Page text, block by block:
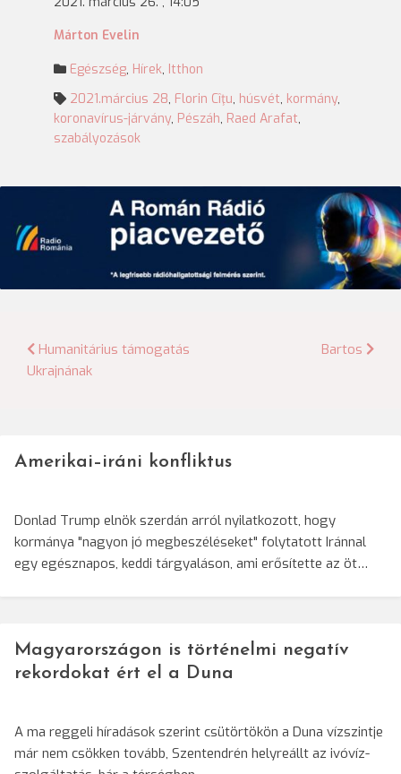
Márton Evelin
Egészség, Hírek, Itthon
2021.március 28, Florin Cîţu, húsvét, kormány,
koronavírus-járvány, Pészáh, Raed Arafat,
szabályozások
Bejegyzés
navigáció
Humanitárius támogatás
Ukrajnának
Bartos
Amerikai–iráni konfliktus
Donlad Trump elnök szerdán arról nyilatkozott, hogy
kormánya "nagyon jó megbeszéléseket" folytatott Iránnal
egy egésznapos, keddi tárgyaláson, ami erősítette az öt…
Magyarországon is történelmi negatív
rekordokat ért el a Duna
A ma reggeli híradások szerint csütörtökön a Duna vízszintje
már nem csökken tovább, Szentendrén helyreállt az ivóvíz-